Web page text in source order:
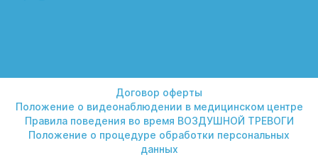
Договор оферты
Положение о видеонаблюдении в медицинском центре
Правила поведения во время ВОЗДУШНОЙ ТРЕВОГИ
Положение о процедуре обработки персональных
данных